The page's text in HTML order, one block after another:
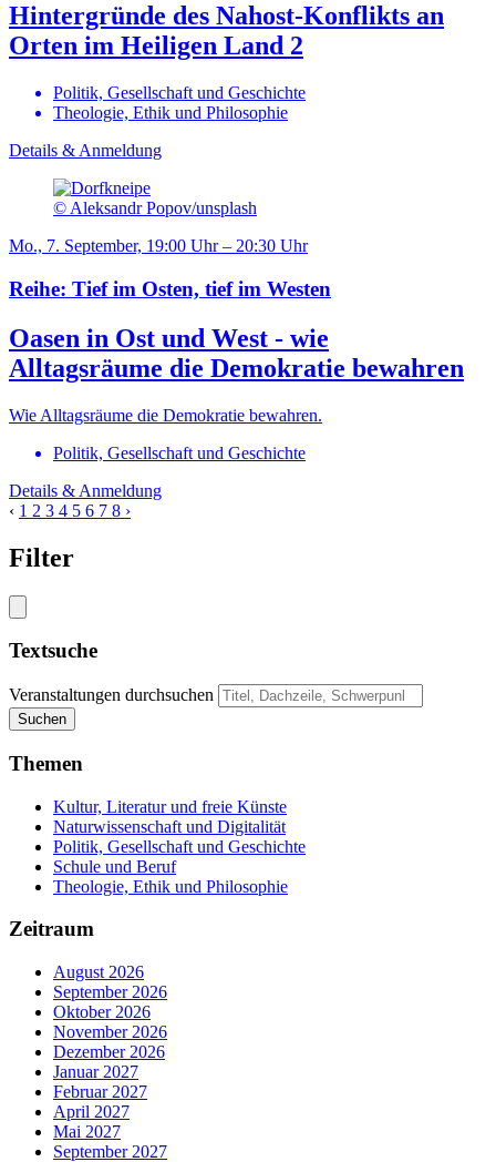
Hintergründe des Nahost-Konflikts an
Orten im Heiligen Land 2
Politik, Gesellschaft und Geschichte
Theologie, Ethik und Philosophie
Details & Anmeldung
© Aleksandr Popov/unsplash
Mo., 7. September, 19:00 Uhr – 20:30 Uhr
Reihe: Tief im Osten, tief im Westen
Oasen in Ost und West - wie
Alltagsräume die Demokratie bewahren
Wie Alltagsräume die Demokratie bewahren.
Politik, Gesellschaft und Geschichte
Details & Anmeldung
‹ 1 2 3 4 5 6 7 8 ›
Filter
Textsuche
Veranstaltungen durchsuchen
Suchen
Themen
Kultur, Literatur und freie Künste
Naturwissenschaft und Digitalität
Politik, Gesellschaft und Geschichte
Schule und Beruf
Theologie, Ethik und Philosophie
Zeitraum
August 2026
September 2026
Oktober 2026
November 2026
Dezember 2026
Januar 2027
Februar 2027
April 2027
Mai 2027
September 2027